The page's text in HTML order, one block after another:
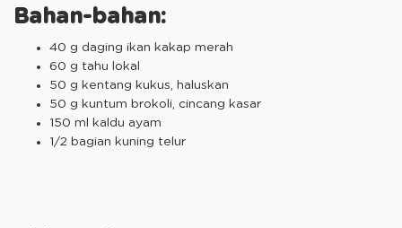
Bahan-bahan:
40 g daging ikan kakap merah
60 g tahu lokal
50 g kentang kukus, haluskan
50 g kuntum brokoli, cincang kasar
150 ml kaldu ayam
1/2 bagian kuning telur